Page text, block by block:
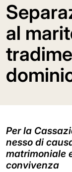
al
Per la
nesso di
matrimoniale
convivenza